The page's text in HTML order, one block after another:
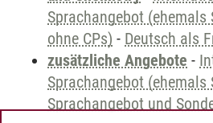
Sprachangebot (ehemals
ohne CPs) - Deutsch als
zusätzliche Angebote -
Sprachangebot (ehemals
Sprachangebot und